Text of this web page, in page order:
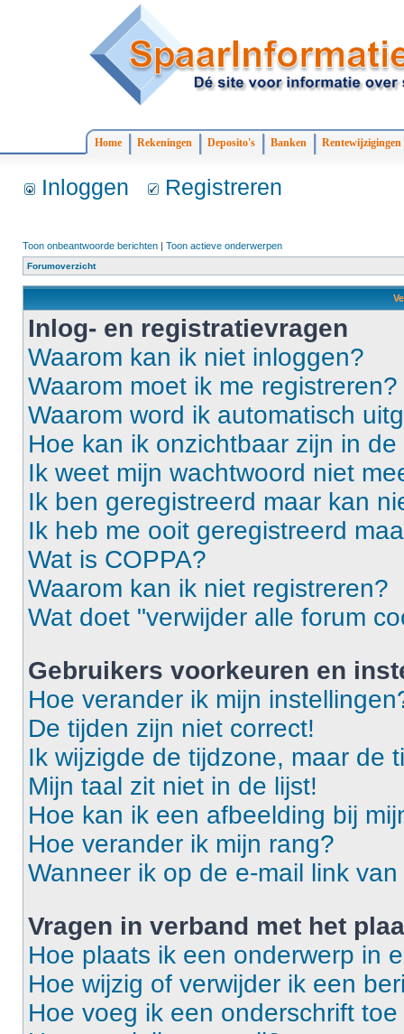
Home Rekeningen Deposito's Banken Rentewijzigingen
Inloggen Registreren
Toon onbeantwoorde berichten | Toon actieve onderwerpen
Forumoverzicht
Inlog- en registratievragen
Waarom kan ik niet inloggen?
Waarom moet ik me registreren?
Waarom word ik automatisch
Hoe kan ik onzichtbaar zijn in
Ik weet mijn wachtwoord niet
Ik ben geregistreerd maar kan
Ik heb me ooit geregistreerd
Wat is COPPA?
Waarom kan ik niet registreren?
Wat doet "verwijder alle forum
Gebruikers voorkeuren en
Hoe verander ik mijn
De tijden zijn niet correct!
Ik wijzigde de tijdzone, maar de
Mijn taal zit niet in de lijst!
Hoe kan ik een afbeelding bij
Hoe verander ik mijn rang?
Wanneer ik op de e-mail link
Vragen in verband met het
Hoe plaats ik een onderwerp in
Hoe wijzig of verwijder ik een
Hoe voeg ik een onderschrift